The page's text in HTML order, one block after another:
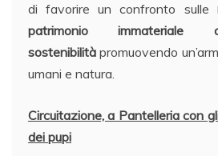
di favorire un confronto sulle
patrimonio immateriale
sostenibilitàpromuovendo
umani e natura.
Circuitazione, a Pantelleria con
dei pupi